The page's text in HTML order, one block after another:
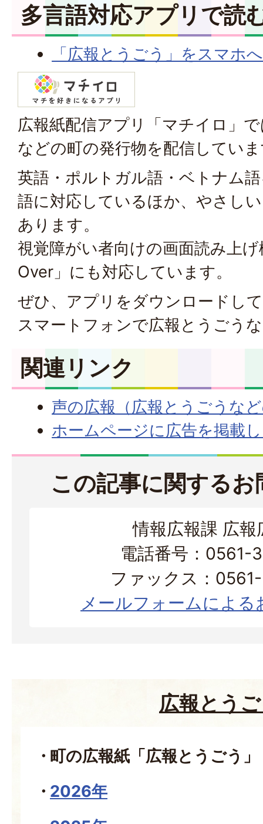
多言語対応アプリで読
「広報とうごう」をスマホ
広報紙配信アプリ「マチイロ」
などの町の発行物を配信してい
英語・ポルトガル語・ベトナム
語に対応しているほか、やさし
あります。
視覚障がい者向けの画面読み上
Over」にも対応しています。
ぜひ、アプリをダウンロードし
スマートフォンで広報とうごう
関連リンク
声の広報（広報とうごうな
ホームページに広告を掲載
この記事に関する
情報広報課 広報
電話番号：0561-
ファックス：
メールフォームによる
広報とう
町の広報紙「広報とうごう」
2026年